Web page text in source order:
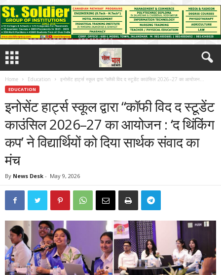
Home Education इनोसेंट हार्ट्स स्कूल द्वारा “कॉफी विद द स्टूडेंट काउंसिल 2026–27 का आयोजन...
EDUCATION
इनोसेंट हार्ट्स स्कूल द्वारा “कॉफी विद द स्टूडेंट
काउंसिल 2026–27 का आयोजन : ‘द थिंकिंग
कप’ ने विद्यार्थियों को दिया सार्थक संवाद का
मंच
By News Desk - May 9, 2026